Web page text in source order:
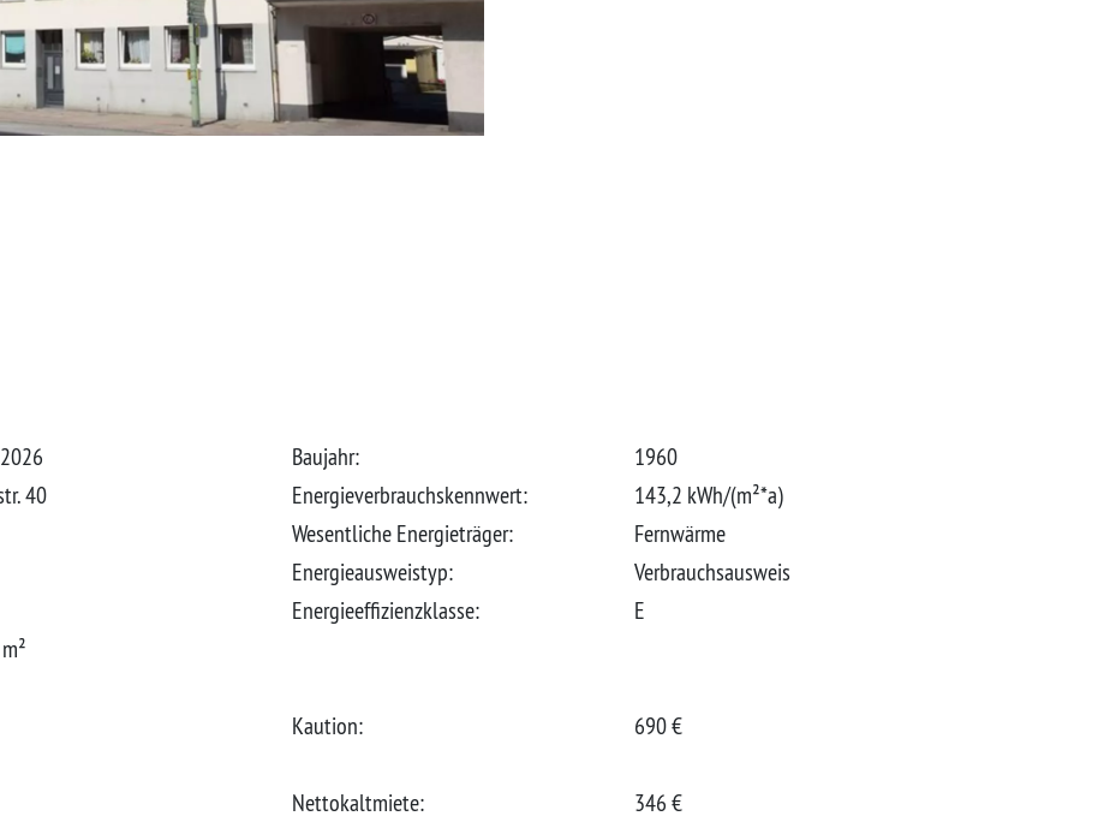
40
Baujahr:
1960
Energieverbrauchskennwert:
143,2 kWh/(m²*a)
Wesentliche Energieträger:
Fernwärme
Energieausweistyp:
Verbrauchsausweis
Energieeffizienzklasse:
E
Kaution: 690 €
Nettokaltmiete:
346 €